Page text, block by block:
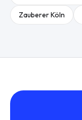
ZaubererKöln